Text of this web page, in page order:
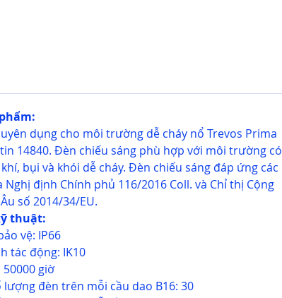
dụng cho môi trường dễ cháy nổ Trevos Prima
14840. Đèn chiếu sáng phù hợp với môi trường có
bụi và khói dễ cháy. Đèn chiếu sáng đáp ứng các
Nghị định Chính phủ 116/2016 Coll. và Chỉ thị Cộng
số 2014/34/EU.
thuật:
vệ: IP66
tác động: IK10
giờ
lượng đèn trên mỗi cầu dao B16: 30